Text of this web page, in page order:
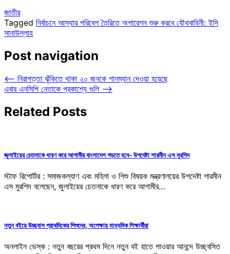
জাতীয়
Tagged নির্বাচনে আস্থার পরিবেশ তৈরিতে অপারেশন শুরু করবে যৌথবাহিনী: ইসি
সানাউল্লাহ
Post navigation
⟵ নিরাপত্তা ঝুঁকিতে থাকা ২০ জনকে গানম্যান দেওয়া হয়েছে
এবার এনসিপি নেতাকে প্রকাশ্যে গুলি ⟶
Related Posts
জুলাইয়ের চেতনাকে ধারণ করে আগামীর বাংলাদেশ গড়তে হবে- উপদেষ্টা শারমীন এস মুরশিদ
স্টাফ রিপোর্টার : সমাজকল্যাণ এবং মহিলা ও শিশু বিষয়ক মন্ত্রণালয়ের উপদেষ্টা শারমীন
এস মুরশিদ বলেছেন, জুলাইয়ের চেতনাকে ধারণ করে আগামীর…
নতুন বইয়ে উচ্ছ্বাস প্রাথমিকের শিশুদের, অপেক্ষায় মাধ্যমিক শিক্ষার্থীরা
অনলাইন ডেস্ক : নতুন বছরের প্রথম দিনে নতুন বই হাতে পাওয়ার আনন্দে উচ্ছ্বসিত